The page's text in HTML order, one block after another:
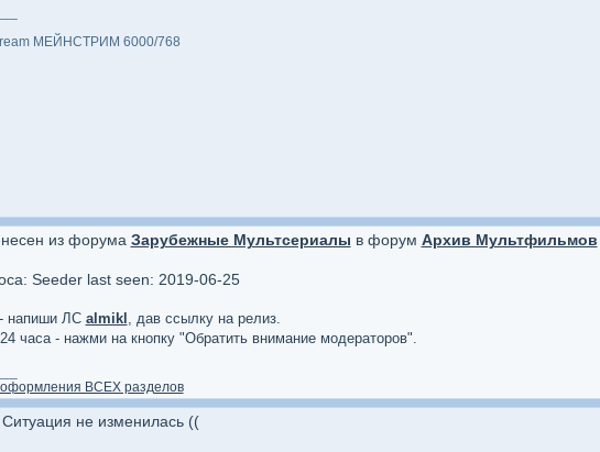
МЕЙНСТРИМ 6000/768
из форума Зарубежные Мультсериалы в форум Архив Мультфильмов
Seeder last seen: 2019-06-25
напиши ЛС almikl , дав ссылку на релиз.
часа - нажми на кнопку "Обратить внимание модераторов".
оформления ВСЕХ разделов
не изменилась ((